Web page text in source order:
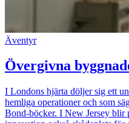
Äventyr
Övergivna
I Londons hjärta döljer sig ett
hemliga operationer och som
Bond-böcker. I New Jersey blir